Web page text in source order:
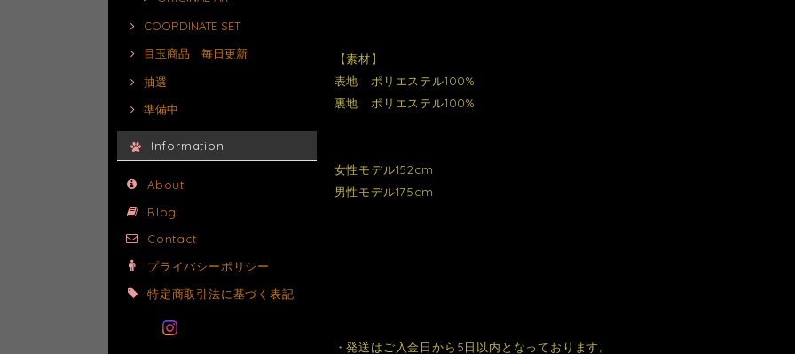
COORDINATE SET
目玉商品 毎日更新
抽選
準備中
Information
About
Blog
Contact
プライバシーポリシー
特定商取引法に基づく表記
【素材】
表地 ポリエステル100%
裏地 ポリエステル100%
女性モデル152cm
男性モデル175cm
・発送はご入金日から5日以内となっております。